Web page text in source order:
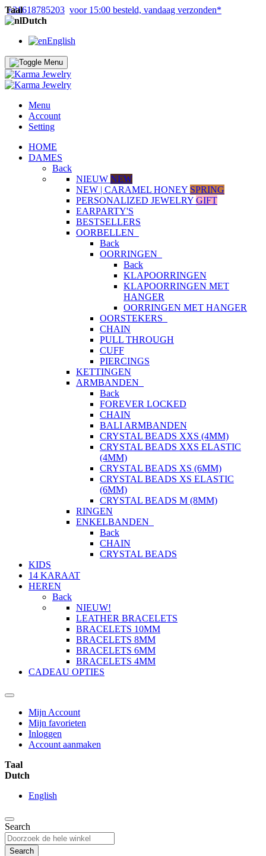
+31618785203 voor 15:00 besteld, vandaag verzonden*
Taal
Dutch
English
Menu
Account
Setting
HOME
DAMES
Back
NIEUW NEW
NEW | CARAMEL HONEY SPRING
PERSONALIZED JEWELRY GIFT
EARPARTY'S
BESTSELLERS
OORBELLEN
Back
OORRINGEN
Back
KLAPOORRINGEN
KLAPOORRINGEN MET
HANGER
OORRINGEN MET HANGER
OORSTEKERS
CHAIN
PULL THROUGH
CUFF
PIERCINGS
KETTINGEN
ARMBANDEN
Back
FOREVER LOCKED
CHAIN
BALI ARMBANDEN
CRYSTAL BEADS XXS (4MM)
CRYSTAL BEADS XXS ELASTIC
(4MM)
CRYSTAL BEADS XS (6MM)
CRYSTAL BEADS XS ELASTIC
(6MM)
CRYSTAL BEADS M (8MM)
RINGEN
ENKELBANDEN
Back
CHAIN
CRYSTAL BEADS
KIDS
14 KARAAT
HEREN
Back
NIEUW!
LEATHER BRACELETS
BRACELETS 10MM
BRACELETS 8MM
BRACELETS 6MM
BRACELETS 4MM
CADEAU OPTIES
Mijn Account
Mijn favorieten
Inloggen
Account aanmaken
Taal
Dutch
English
Search
Search